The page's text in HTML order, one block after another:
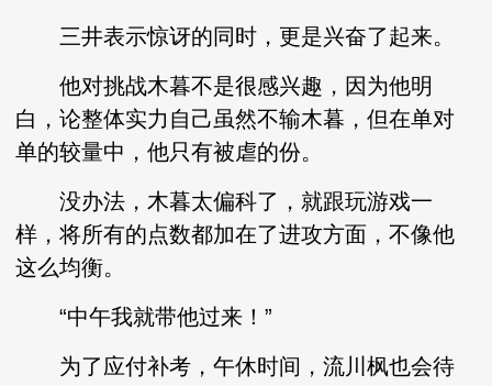
三井表示惊讶的同时，更是兴奋了起来。
他对挑战木暮不是很感兴趣，因为他明
白，论整体实力自己虽然不输木暮，但在单对
单的较量中，他只有被虐的份。
没办法，木暮太偏科了，就跟玩游戏一
样，将所有的点数都加在了进攻方面，不像他
这么均衡。
“中午我就带他过来！”
为了应付补考，午休时间，流川枫也会待